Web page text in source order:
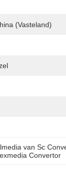
(vasteland)
van Sc
Convertor